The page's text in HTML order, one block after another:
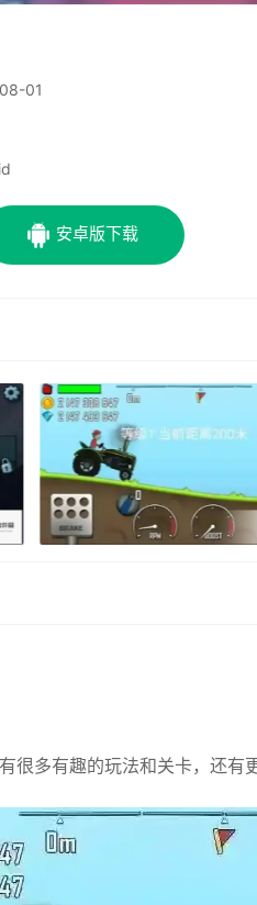
01
安卓版下载
很多有趣的玩法和关卡，还有